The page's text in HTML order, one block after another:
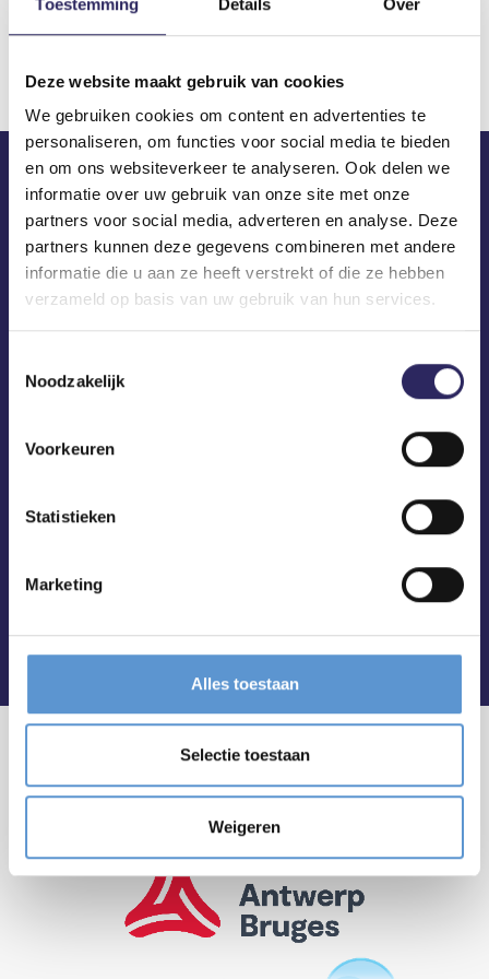
Deze website maakt gebruik van cookies
We gebruiken cookies om content en advertenties te
personaliseren, om functies voor social media te bieden
en om ons websiteverkeer te analyseren. Ook delen we
informatie over uw gebruik van onze site met onze
partners voor social media, adverteren en analyse. Deze
partners kunnen deze gegevens combineren met andere
informatie die u aan ze heeft verstrekt of die ze hebben
verzameld op basis van uw gebruik van hun services.
Noodzakelijk
Voorkeuren
Statistieken
Marketing
Alles toestaan
Selectie toestaan
Weigeren
Download
ECA in je mailbox?